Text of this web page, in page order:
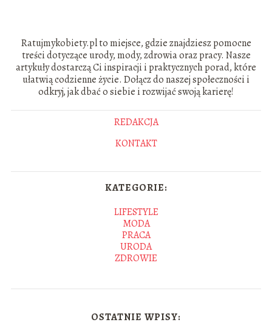
Ratujmykobiety.pl to miejsce, gdzie znajdziesz pomocne
treści dotyczące urody, mody, zdrowia oraz pracy. Nasze
artykuły dostarczą Ci inspiracji i praktycznych porad, które
ułatwią codzienne życie. Dołącz do naszej społeczności i
odkryj, jak dbać o siebie i rozwijać swoją karierę!
REDAKCJA
KONTAKT
KATEGORIE:
LIFESTYLE
MODA
PRACA
URODA
ZDROWIE
OSTATNIE WPISY: